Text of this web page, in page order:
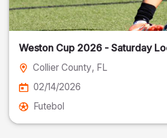
Weston Cup 2026 - Saturday
Collier County, FL
02/14/2026
Futebol